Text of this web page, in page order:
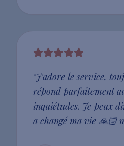
"J'adore le service,
répond parfaitement
inquiétudes. Je peux
a changé ma vie 🙏🏻